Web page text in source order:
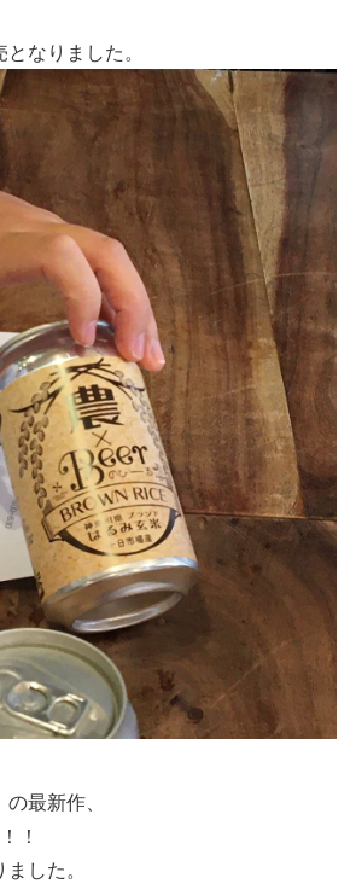
なりました。
の最新作、
！
した。